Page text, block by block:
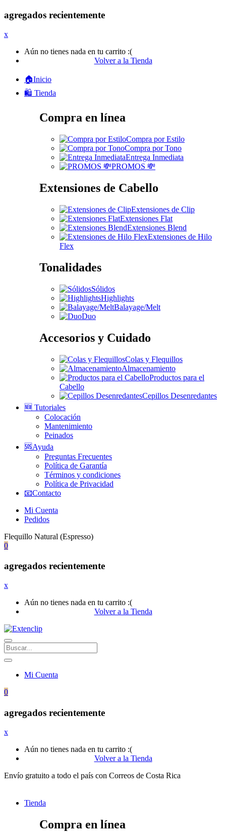
agregados recientemente
x
Aún no tienes nada en tu carrito :(
Volver a la Tienda
🏠Inicio
🛍️ Tienda
Compra en línea
Compra por Estilo
Compra por Tono
Entrega Inmediata
PROMOS 💸
Extensiones de Cabello
Extensiones de Clip
Extensiones Flat
Extensiones Blend
Extensiones de Hilo
Flex
Tonalidades
Sólidos
Highlights
Balayage/Melt
Duo
Accesorios y Cuidado
Colas y Flequillos
Almacenamiento
Productos para el
Cabello
Cepillos Desenredantes
🆕 Tutoriales
Colocación
Mantenimiento
Peinados
🆘Ayuda
Preguntas Frecuentes
Política de Garantía
Términos y condiciones
Política de Privacidad
📧Contacto
Mi Cuenta
Pedidos
Flequillo Natural (Espresso)
0
agregados recientemente
x
Aún no tienes nada en tu carrito :(
Volver a la Tienda
Mi Cuenta
0
agregados recientemente
x
Aún no tienes nada en tu carrito :(
Volver a la Tienda
Envío gratuito a todo el país con Correos de Costa Rica
Tienda
Compra en línea